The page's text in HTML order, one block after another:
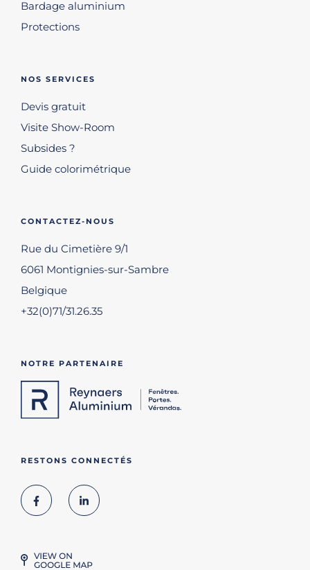
Bardage aluminium
Protections
NOS SERVICES
Devis gratuit
Visite Show-Room
Subsides ?
Guide colorimétrique
CONTACTEZ-NOUS
Rue du Cimetière 9/1
6061 Montignies-sur-Sambre
Belgique
+32(0)71/31.26.35
NOTRE PARTENAIRE
RESTONS CONNECTÉS